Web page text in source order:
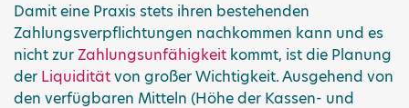
Damit eine Praxis stets ihren bestehenden
Zahlungsverpflichtungen nachkommen kann und es
nicht zurZahlungsunfähigkeit kommt, ist die Planung
der Liquiditätvon großer Wichtigkeit. Ausgehend von
den verfügbaren Mitteln (Höhe der Kassen- und